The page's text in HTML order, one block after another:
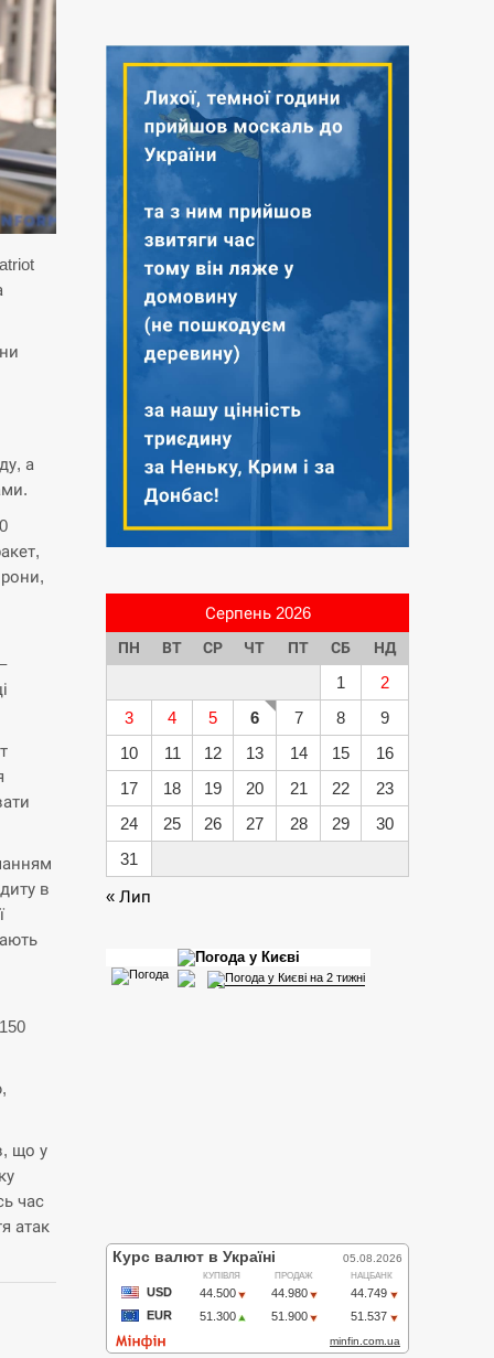
а
в
що у
час
атак
Серпень 2026
ПН ВТ СР ЧТ ПТ СБ НД
1
2
3
4 5 6 7 8
9
10
11 12 13 14 15
16
17
18 19 20 21 22
23
24
25 26 27 28 29
30
31
« Лип